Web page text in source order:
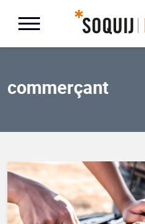
commerçant